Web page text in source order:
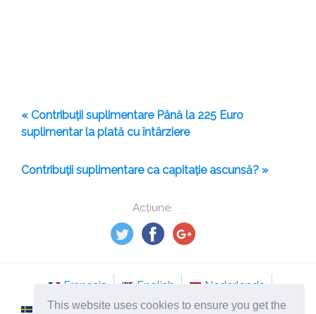
This website uses cookies to ensure you get the
Acțiune:
« Contribuții suplimentare Până la 225 Euro
suplimentar la plată cu întârziere
Contribuții suplimentare ca capitație ascunsă? »
Français English
Nederlands
Svenska
Norsk Italiano Português